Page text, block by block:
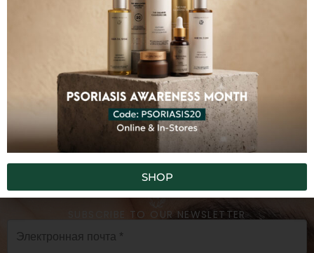
ДОБАВИТЬ В
100% НЕ СОДЕРЖАТ
Синтетические химикатыТоксиныНаполнители
Искусственные красители
Искусственные ароматы
SUBSCRIBE TO OUR NEWSLETTER
SHOP